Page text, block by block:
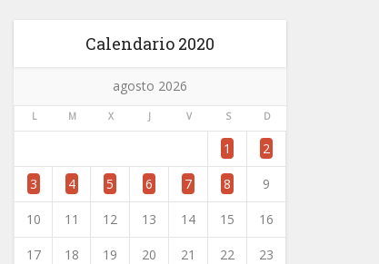
Calendario 2020
agosto 2026
L M X J V S D
1 2
3 4 5 6 7 8 9
10 11 12 13 14 15 16
17 18 19 20 21 22 23